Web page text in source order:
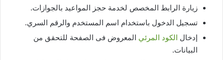
زيارة الرابط المخصص لخدمة حجز المواعيد بالجوازات.
تسجيل الدخول باستخدام اسم المستخدم والرقم السري.
إدخال الكود المرئي المعروض فى الصفحة للتحقق من
البيانات.